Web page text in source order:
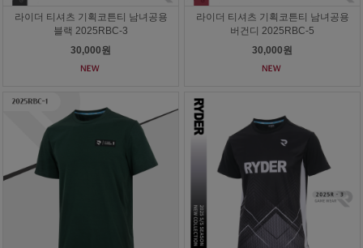
라이더 티셔츠 기획코튼티 남녀공용
블랙 2025RBC-3
30,000원
라이더 티셔츠 기획코튼티 남녀공용
버건디 2025RBC-5
30,000원